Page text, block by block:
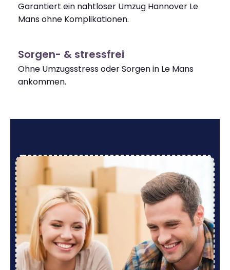
Garantiert ein nahtloser Umzug Hannover Le
Mans ohne Komplikationen.
Sorgen- & stressfrei
Ohne Umzugsstress oder Sorgen in Le Mans
ankommen.